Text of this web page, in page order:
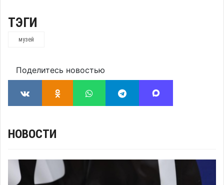
ТЭГИ
музей
Поделитесь новостью
НОВОСТИ